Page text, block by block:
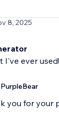
8, 2025
I've ever used!
you for your